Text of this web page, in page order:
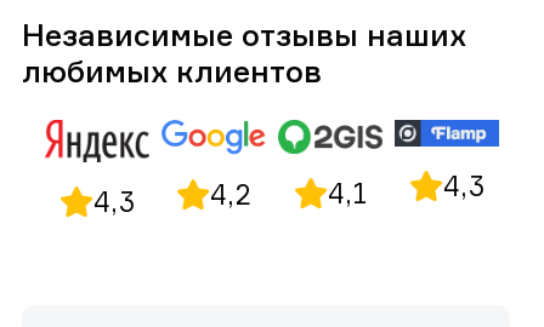
Независимые отзывы наших
любимых клиентов
4,3 4,2 4,1 4,3